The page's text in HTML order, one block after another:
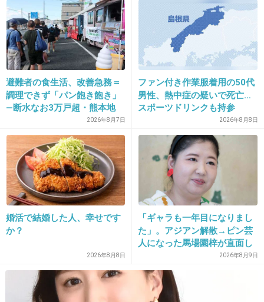
#HAPPY_JO_DAY
#andTEAM #エンティーム #FUMA
&TEAM on X
x.com
?⚔️まってるぜ‼︎??✨✨ #HAPPY_JO_DAY #andTEAM #エンティーム #FUMA
https://t.co/947lWoH6CT
29. 匿名 2026/07/08(水) 00:31:19
HBD🐱
#HAPPY_JO_DAY
#andTEAM #エンティーム #YUMA
&TEAM on X
x.com
避難者の食生活、改善急務＝
調理できず「パン飽き飽き」
―断水なお3万戸超・熊本地
2026年8月7日
ファン付き作業服着用の50代
男性、熱中症の疑いで死亡…
スポーツドリンクも持参
2026年8月8日
婚活で結婚した人、幸せです
か？
2026年8月8日
「ギャラも一年目になりまし
た」。アジアン解散→ピン芸
人になった馬場園梓が直面し
た現実、そして携える芸人と
しての矜持
2026年8月9日